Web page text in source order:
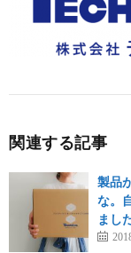
関連する記事
製品
な。
まし